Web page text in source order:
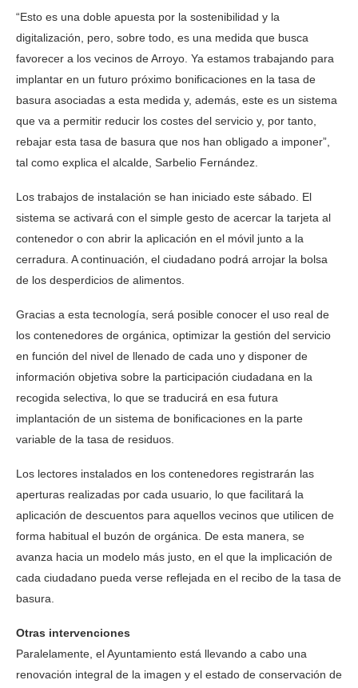
“Esto es una doble apuesta por la sostenibilidad y la
digitalización, pero, sobre todo, es una medida que busca
favorecer a los vecinos de Arroyo. Ya estamos trabajando para
implantar en un futuro próximo bonificaciones en la tasa de
basura asociadas a esta medida y, además, este es un sistema
que va a permitir reducir los costes del servicio y, por tanto,
rebajar esta tasa de basura que nos han obligado a imponer”,
tal como explica el alcalde, Sarbelio Fernández.
Los trabajos de instalación se han iniciado este sábado. El
sistema se activará con el simple gesto de acercar la tarjeta al
contenedor o con abrir la aplicación en el móvil junto a la
cerradura. A continuación, el ciudadano podrá arrojar la bolsa
de los desperdicios de alimentos.
Gracias a esta tecnología, será posible conocer el uso real de
los contenedores de orgánica, optimizar la gestión del servicio
en función del nivel de llenado de cada uno y disponer de
información objetiva sobre la participación ciudadana en la
recogida selectiva, lo que se traducirá en esa futura
implantación de un sistema de bonificaciones en la parte
variable de la tasa de residuos.
Los lectores instalados en los contenedores registrarán las
aperturas realizadas por cada usuario, lo que facilitará la
aplicación de descuentos para aquellos vecinos que utilicen de
forma habitual el buzón de orgánica. De esta manera, se
avanza hacia un modelo más justo, en el que la implicación de
cada ciudadano pueda verse reflejada en el recibo de la tasa de
basura.
Otras intervenciones
Paralelamente, el Ayuntamiento está llevando a cabo una
renovación integral de la imagen y el estado de conservación de